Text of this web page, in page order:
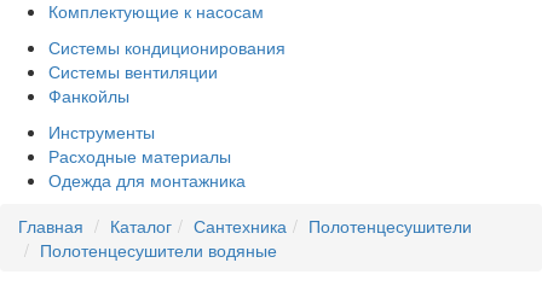
Комплектующие к насосам
Системы кондиционирования
Системы вентиляции
Фанкойлы
Инструменты
Расходные материалы
Одежда для монтажника
Главная
Каталог Сантехника
Полотенцесушители
Полотенцесушители водяные